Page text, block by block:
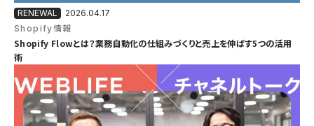
2026.04.17
Shopify情報
Shopify Flowとは？業務自動化の仕組みづくりと売上を伸ばす5つの活用
術